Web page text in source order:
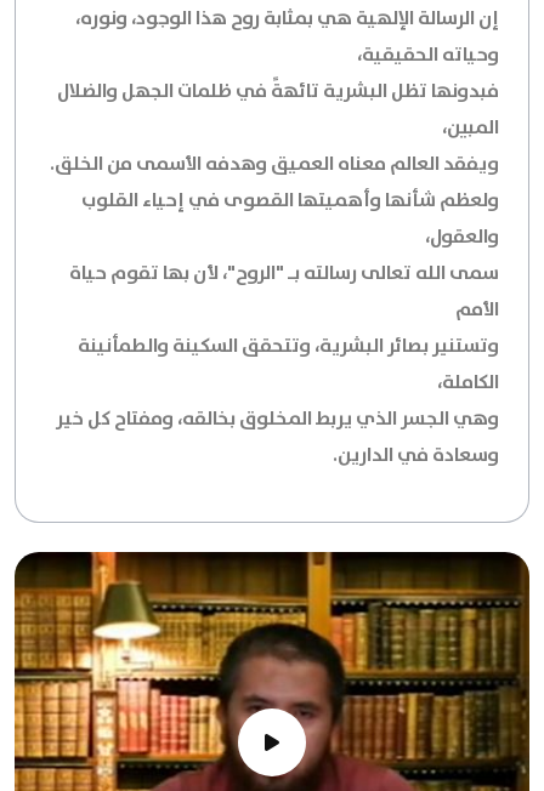
إن الرسالة الإلهية هي بمثابة روح هذا الوجود، ونوره،
وحياته الحقيقية،
فبدونها تظل البشرية تائهةً في ظلمات الجهل والضلال
المبين،
ويفقد العالم معناه العميق وهدفه الأسمى من الخلق.
ولعظم شأنها وأهميتها القصوى في إحياء القلوب
والعقول،
سمى الله تعالى رسالته بـ "الروح"، لأن بها تقوم حياة
الأمم
وتستنير بصائر البشرية، وتتحقق السكينة والطمأنينة
الكاملة،
وهي الجسر الذي يربط المخلوق بخالقه، ومفتاح كل خير
وسعادة في الدارين.